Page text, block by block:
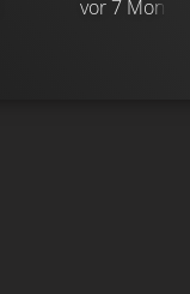
vor 7 Monaten